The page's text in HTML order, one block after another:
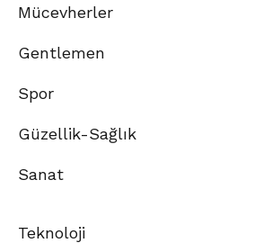
Mücevherler
Gentlemen
Spor
Güzellik-Sağlık
Sanat
Teknoloji